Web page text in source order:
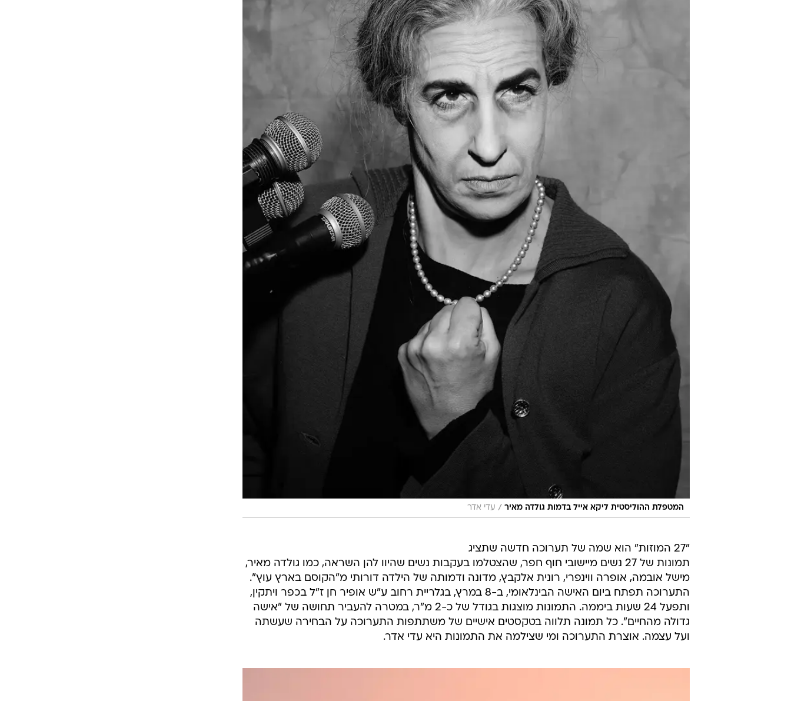
המטפלת ההוליסטית ליקא אייל בדמות גולדה מאיר / עדי אדר
"27 המוזות" הוא שמה של תערוכה חדשה שתציג
תמונות של 27 נשים מיישובי חוף חפר, שהצטלמו בעקבות נשים שהיוו להן השראה, כמו גולדה מאיר,
מישל אובמה, אופרה ווינפרי, רונית אלקבץ, מדונה ודמותה של הילדה דורותי מ"הקוסם בארץ עוץ".
התערוכה תפתח ביום האישה הבינלאומי, ב-8 במרץ, בגלריית רחוב ע"ש אופיר חן ז"ל בכפר ויתקין,
ותפעל 24 שעות ביממה. התמונות מוצגות בגודל של כ-2 מ"ר, במטרה להעביר תחושה של "אישה
גדולה מהחיים". כל תמונה תלווה בטקסטים אישיים של משתתפות התערוכה על הבחירה שעשתה
ועל עצמה. אוצרת התערוכה ומי שצילמה את התמונות היא עדי אדר.